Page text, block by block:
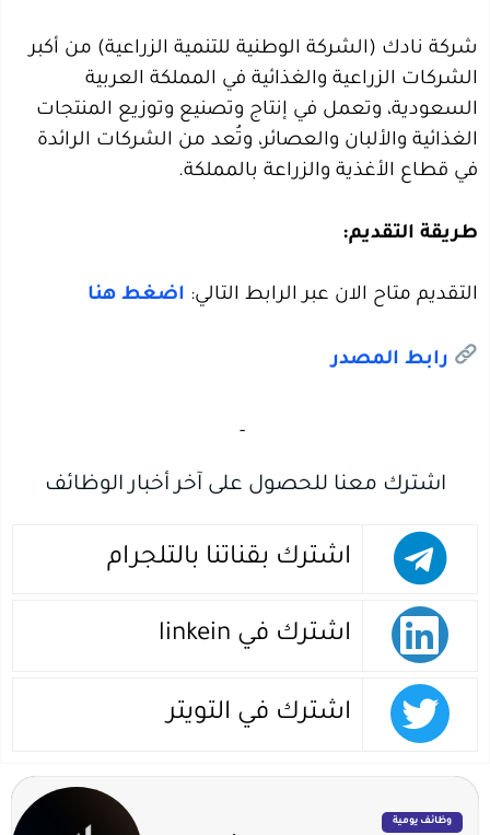
شركة نادك (الشركة الوطنية للتنمية الزراعية) من أكبر
الشركات الزراعية والغذائية في المملكة العربية
السعودية، وتعمل في إنتاج وتصنيع وتوزيع المنتجات
الغذائية والألبان والعصائر، وتُعد من الشركات الرائدة
في قطاع الأغذية والزراعة بالمملكة.
طريقة التقديم:
التقديم متاح الان عبر الرابط التالي: اضغط هنا
رابط المصدر
-‏
اشترك معنا للحصول على آخر أخبار الوظائف
اشترك بقناتنا بالتلجرام
اشترك في linkein
اشترك في التويتر
وظائف يومية